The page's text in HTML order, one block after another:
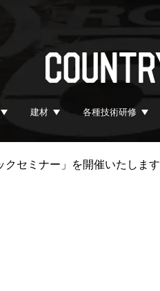
建材 各種技術研修
クセミナー」を開催いたします